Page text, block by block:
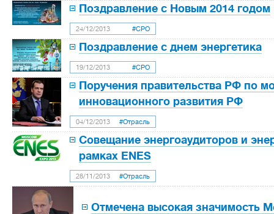
Поздравление с Новым 2014 годом
24/12/2013 #СРО
Поздравление с днем энергетика
19/12/2013 #СРО
Поручения правительства РФ по
инновационного развития РФ
04/12/2013 #Отрасль
Совещание энергоаудиторов и
рамках ENES
28/11/2013 #Отрасль
Отмечена высокая значимость